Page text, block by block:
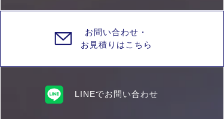
お問い合わせ・
お見積りはこちら
LINEでお問い合わせ